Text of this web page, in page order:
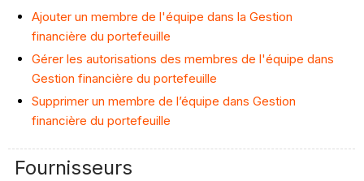
Ajouter un membre de l'équipe dans la Gestion
financière du portefeuille
Gérer les autorisations des membres de l'équipe dans
Gestion financière du portefeuille
Supprimer un membre de l’équipe dans Gestion
financière du portefeuille
Fournisseurs